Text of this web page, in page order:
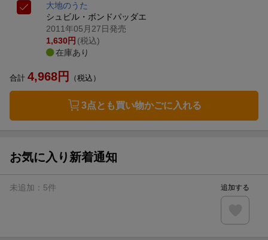
大地のうた
シュビル・ボンドパッダエ
2011年05月27日発売
1,630円 (税込)
在庫あり
合計 4,968円 （税込）
3点とも買い物かごに入れる
お気に入り新着通知
未追加： 5件 追加する